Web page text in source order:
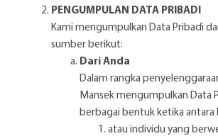
PENGUMPULAN DATA PRIBADI
Kami mengumpulkan Data Pribadi
sumber berikut:
Dari Anda
Dalam rangka
Mansek mengumpulkan Data
berbagai bentuk ketika antara
atau individu yang